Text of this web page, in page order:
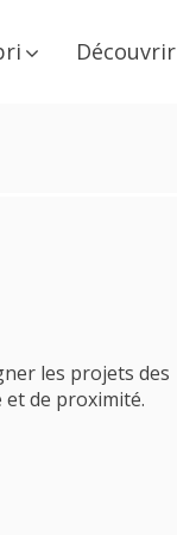
Découvrir
les projets des
de proximité.